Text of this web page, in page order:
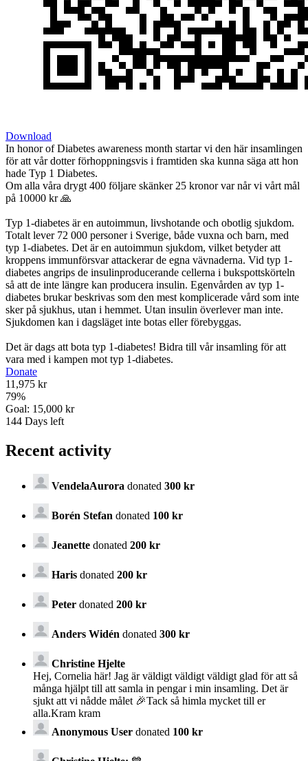
Download
In honor of Diabetes awareness month startar vi den här insamlingen
för att vår dotter förhoppningsvis i framtiden ska kunna säga att hon
hade Typ 1 Diabetes.
Om alla våra drygt 400 följare skänker 25 kronor var når vi vårt mål
på 10000 kr 🙏
Typ 1-diabetes är en autoimmun, livshotande och obotlig sjukdom.
Totalt lever 72 000 personer i Sverige, både vuxna och barn, med
typ 1-diabetes. Det är en autoimmun sjukdom, vilket betyder att
kroppens immunförsvar attackerar de egna vävnaderna. Vid typ 1-
diabetes angrips de insulinproducerande cellerna i bukspottskörteln
så att de inte längre kan producera insulin. Egenvården av typ 1-
diabetes brukar beskrivas som den mest komplicerade vård som inte
sker på sjukhus, utan i hemmet. Utan insulin överlever man inte.
Sjukdomen kan i dagsläget inte botas eller förebyggas.
Det är dags att bota typ 1-diabetes! Bidra till vår insamling för att
vara med i kampen mot typ 1-diabetes.
Donate
11,975 kr
79%
Goal: 15,000 kr
144 Days left
Recent activity
VendelaAurora donated 300 kr
Borén Stefan donated 100 kr
Jeanette donated 200 kr
Haris donated 200 kr
Peter donated 200 kr
Anders Widén donated 300 kr
Christine Hjelte
Hej, Cornelia här! Jag är väldigt väldigt väldigt glad för att så
många hjälpt till att samla in pengar i min insamling. Det är
sjukt att vi nådde målet 🎉Tack så himla mycket till er
alla.Kram kram
Anonymous User donated 100 kr